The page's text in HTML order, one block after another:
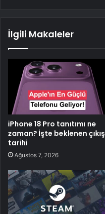
İlgili Makaleler
iPhone 18 Pro tanıtımı ne
zaman? İşte beklenen çıkış
tarihi
Ağustos 7, 2026